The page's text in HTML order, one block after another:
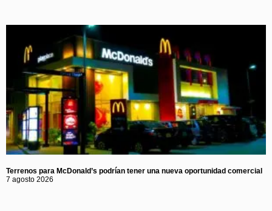
Terrenos para McDonald’s podrían tener una nueva oportunidad comercial
7 agosto 2026